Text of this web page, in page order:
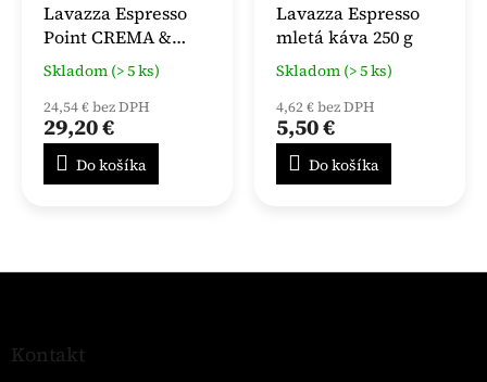
Lavazza Espresso
Point CREMA &
AROMA Gran
Espresso kapsule
100 ks
Skladom (> 5 ks)
24,54 € bez DPH
29,20 €
Do košíka
Lavazza Espresso
mletá káva 250 g
Skladom (> 5 ks)
4,62 € bez DPH
5,50 €
Do košíka
Z
Kontakt